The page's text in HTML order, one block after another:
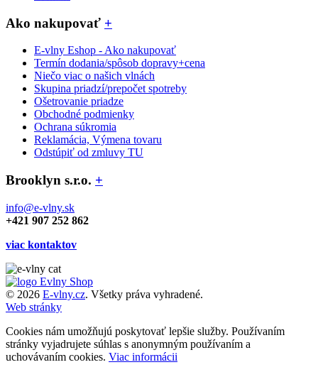
Ako nakupovať +
E-vlny Eshop - Ako nakupovať
Termín dodania/spôsob dopravy+cena
Niečo viac o našich vlnách
Skupina priadzí/prepočet spotreby
Ošetrovanie priadze
Obchodné podmienky
Ochrana súkromia
Reklamácia, Výmena tovaru
Odstúpiť od zmluvy TU
Brooklyn s.r.o. +
info@e-vlny.sk
+421 907 252 862
viac kontaktov
© 2026 E-vlny.cz. Všetky práva vyhradené.
Web stránky
Cookies nám umožňujú poskytovať lepšie služby. Používaním
stránky vyjadrujete súhlas s anonymným používaním a
uchovávaním cookies. Viac informácii